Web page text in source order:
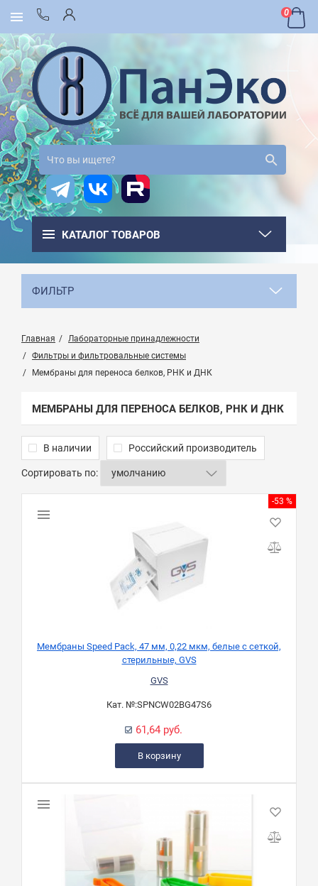
0
КАТАЛОГ ТОВАРОВ
ФИЛЬТР
Главная
Лабораторные принадлежности
Фильтры и фильтровальные системы
Мембраны для переноса белков, РНК и ДНК
МЕМБРАНЫ ДЛЯ ПЕРЕНОСА БЕЛКОВ, РНК И ДНК
В наличии Российский производитель
Сортировать по:
-53 %
Мембраны Speed Pack, 47 мм, 0,22 мкм, белые с сеткой,
стерильные, GVS
GVS
Кат. №:SPNCW02BG47S6
61,64 руб.
В корзину